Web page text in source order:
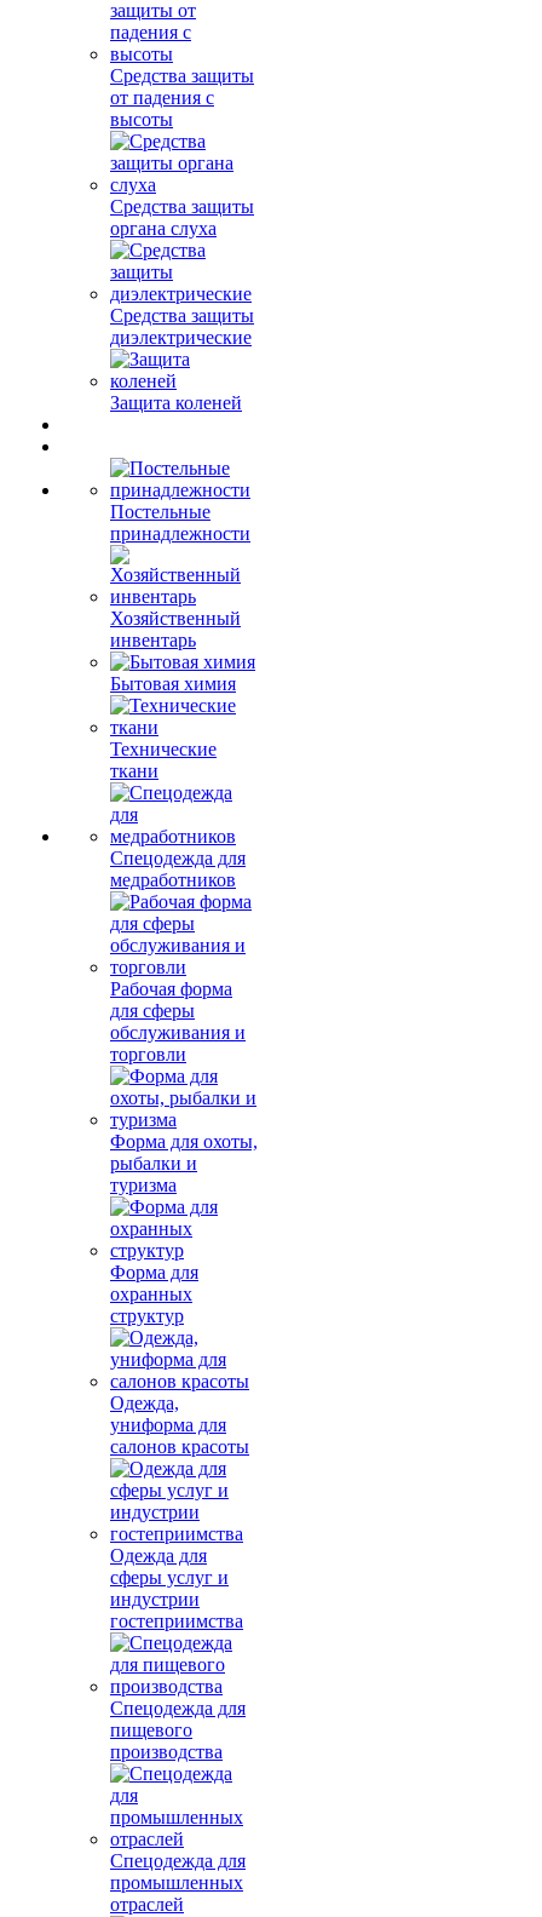
Средства защиты
от падения с
высоты
Средства защиты
органа слуха
Средства защиты
диэлектрические
Защита коленей
Постельные
принадлежности
Хозяйственный
инвентарь
Бытовая химия
Технические
ткани
Спецодежда для
медработников
Рабочая форма
для сферы
обслуживания и
торговли
Форма для охоты,
рыбалки и
туризма
Форма для
охранных
структур
Одежда,
униформа для
салонов красоты
Одежда для
сферы услуг и
индустрии
гостеприимства
Спецодежда для
пищевого
производства
Спецодежда для
промышленных
отраслей